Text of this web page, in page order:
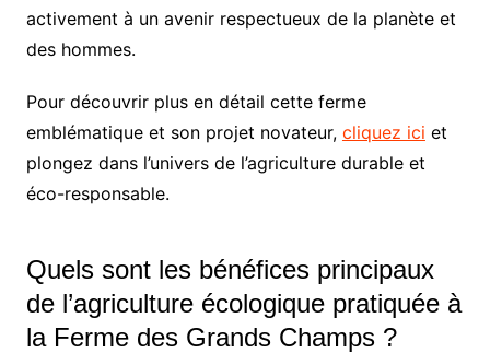
activement à un avenir respectueux de la planète et
des hommes.
Pour découvrir plus en détail cette ferme
emblématique et son projet novateur, cliquez ici et
plongez dans l’univers de l’agriculture durable et
éco-responsable.
Quels sont les bénéfices principaux
de l’agriculture écologique pratiquée à
la Ferme des Grands Champs ?